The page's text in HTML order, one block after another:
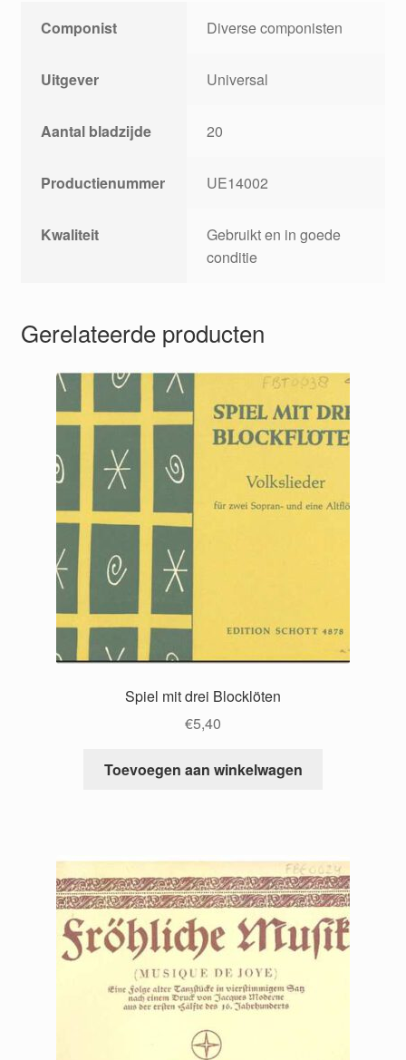
Componist Diverse componisten
Uitgever Universal
Aantal bladzijde 20
Productienummer UE14002
Kwaliteit
Gebruikt en in goede
conditie
Gerelateerde producten
Spiel mit drei Blocklöten
€5,40
Toevoegen aan winkelwagen